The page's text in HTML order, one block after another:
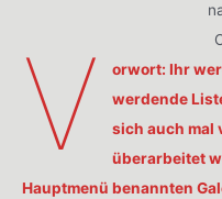
V
orwort: Ihr
werdende
sich auch mal
überarbeitet
Hauptmenü benannten